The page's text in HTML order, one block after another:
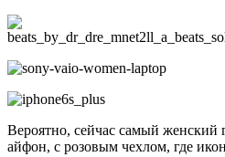
Вероятно, сейчас самый женский
айфон, с розовым чехлом, где